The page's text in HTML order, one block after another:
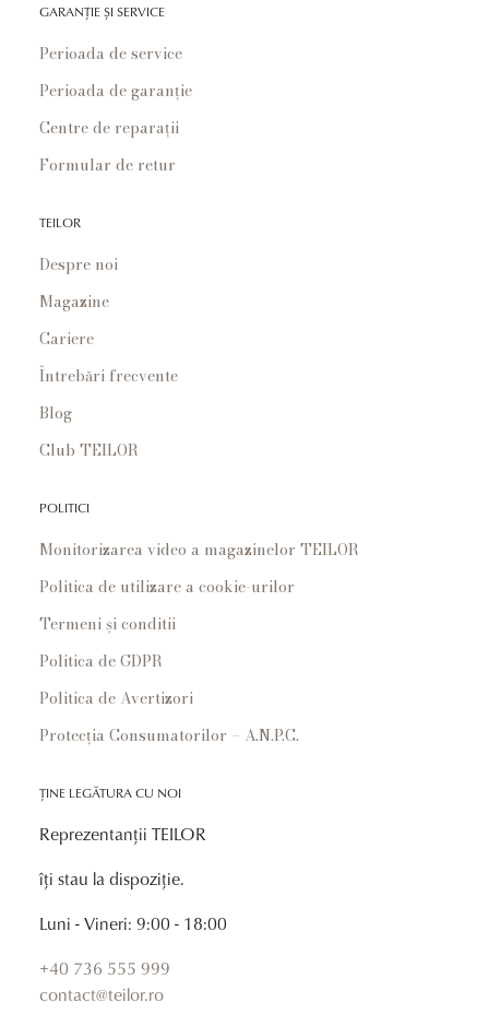
GARANȚIE ȘI SERVICE
Perioada de service
Perioada de garanție
Centre de reparații
Formular de retur
TEILOR
Despre noi
Magazine
Cariere
Întrebări frecvente
Blog
Club TEILOR
POLITICI
Monitorizarea video a magazinelor TEILOR
Politica de utilizare a cookie-urilor
Termeni și conditii
Politica de GDPR
Politica de Avertizori
Protecția Consumatorilor – A.N.P.C.
ȚINE LEGĂTURA CU NOI
Reprezentanții TEILOR
îți stau la dispoziție.
Luni - Vineri: 9:00 - 18:00
+40 736 555 999
contact@teilor.ro